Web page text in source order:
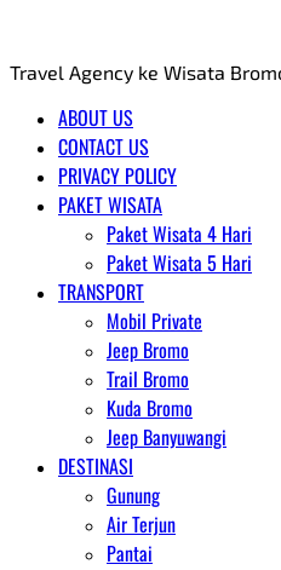
Travel Agency ke Wisata
ABOUT US
CONTACT US
PRIVACY POLICY
PAKET WISATA
Paket Wisata 4 Hari
Paket Wisata 5 Hari
TRANSPORT
Mobil Private
Jeep Bromo
Trail Bromo
Kuda Bromo
Jeep Banyuwangi
DESTINASI
Gunung
Air Terjun
Pantai